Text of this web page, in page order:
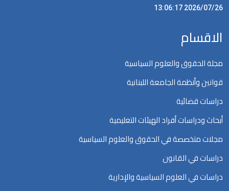
2026/07/26 13:06:17
الاقسام
مجلة الحقوق والعلوم السياسية
قوانين وأنظمة الجامعة اللبنانية
دراسات قضائية
أبحاث ودراسات أفراد الهيئات التعليمية
مجلات متخصصة في الحقوق والعلوم السياسية
دراسات في القانون
دراسات في العلوم السياسية والإدارية